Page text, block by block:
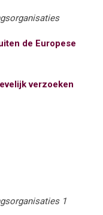
de Europese
verzoeken
1